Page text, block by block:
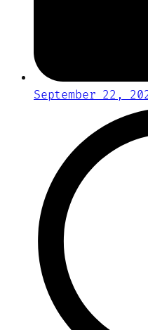
September 22,